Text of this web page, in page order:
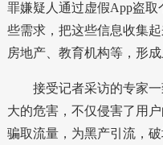
罪嫌疑人通过虚假App盗
些需求，把这些信息收集
房地产、教育机构等，形
接受记者采访的专家一
大的危害，不仅侵害了用
骗取流量，为黑产引流，